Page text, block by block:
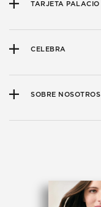
TARJETA PALACIO
CELEBRA
SOBRE NOSOTROS